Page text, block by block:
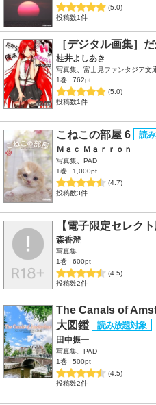
(5.0)
投稿数1件
［デジタル画集］
桂井よしあき
写真集、富士見ファンタジア文
1巻
762pt
(5.0)
投稿数1件
こねこの部屋 6
Ｍａｃ Ｍａｒｒｏｎ
写真集、PAD
1巻
1,000pt
(4.7)
投稿数3件
【電子限定セレク
森香澄
写真集
1巻
600pt
(4.5)
投稿数2件
The Canals of
大図鑑
田中振一
写真集、PAD
1巻
500pt
(4.5)
投稿数2件